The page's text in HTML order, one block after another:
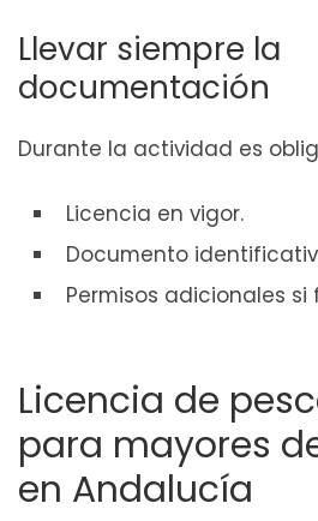
Llevar siempre la
documentación
Durante la actividad es
Licencia en vigor.
Documento
Permisos adicionales
Licencia de
para mayores
en Andalucía